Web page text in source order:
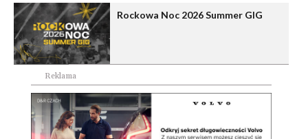
Rockowa Noc 2026 Summer GIG
Reklama